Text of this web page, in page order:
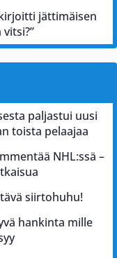
jättimäisen
paljastui uusi
toista pelaajaa
NHL:ssä –
siirtohuhu!
hankinta mille